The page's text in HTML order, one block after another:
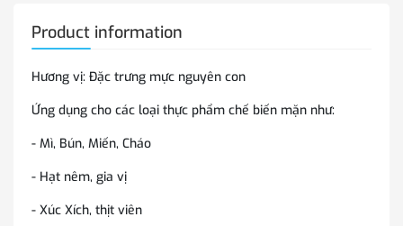
Product information
Hương vị: Đặc trưng mực nguyên con
Ứng dụng cho các loại thực phẩm chế biến mặn như:
- Mì, Bún, Miến, Cháo
- Hạt nêm, gia vị
- Xúc Xích, thịt viên